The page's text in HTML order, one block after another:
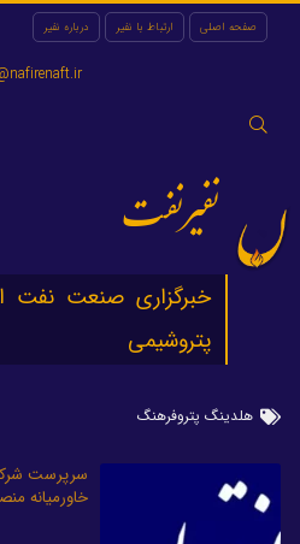
صفحه اصلی ارتباط با نفیر درباره نفیر
جستجو
نفیرنفت
خبرگزاری صنعت نفت
پتروشیمی
هلدینگ پتروفرهنگ
سرپرست
خاورمیانه